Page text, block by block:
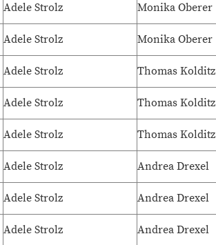
Adele Strolz Monika Oberer
Adele Strolz Monika Oberer
Adele Strolz Thomas Kolditz
Adele Strolz Thomas Kolditz
Adele Strolz Thomas Kolditz
Adele Strolz Andrea Drexel
Adele Strolz Andrea Drexel
Adele Strolz Andrea Drexel